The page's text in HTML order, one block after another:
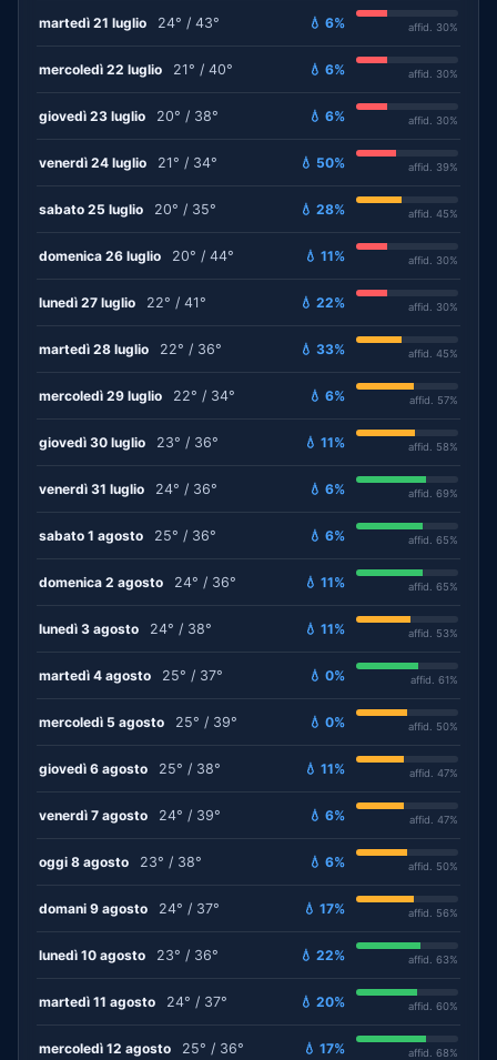
martedì 21 luglio 24° / 43° 💧 6% affid. 30%
mercoledì 22 luglio 21° / 40° 💧 6% affid. 30%
giovedì 23 luglio 20° / 38° 💧 6% affid. 30%
venerdì 24 luglio 21° / 34° 💧 50% affid. 39%
sabato 25 luglio 20° / 35° 💧 28% affid. 45%
domenica 26 luglio 20° / 44° 💧 11% affid. 30%
lunedì 27 luglio 22° / 41° 💧 22% affid. 30%
martedì 28 luglio 22° / 36° 💧 33% affid. 45%
mercoledì 29 luglio 22° / 34° 💧 6% affid. 57%
giovedì 30 luglio 23° / 36° 💧 11% affid. 58%
venerdì 31 luglio 24° / 36° 💧 6% affid. 69%
sabato 1 agosto 25° / 36° 💧 6% affid. 65%
domenica 2 agosto 24° / 36° 💧 11% affid. 65%
lunedì 3 agosto 24° / 38° 💧 11% affid. 53%
martedì 4 agosto 25° / 37° 💧 0% affid. 61%
mercoledì 5 agosto 25° / 39° 💧 0% affid. 50%
giovedì 6 agosto 25° / 38° 💧 11% affid. 47%
venerdì 7 agosto 24° / 39° 💧 6% affid. 47%
oggi 8 agosto 23° / 38° 💧 6% affid. 50%
domani 9 agosto 24° / 37° 💧 17% affid. 56%
lunedì 10 agosto 23° / 36° 💧 22% affid. 63%
martedì 11 agosto 24° / 37° 💧 20% affid. 60%
mercoledì 12 agosto 25° / 36° 💧 17% affid. 68%